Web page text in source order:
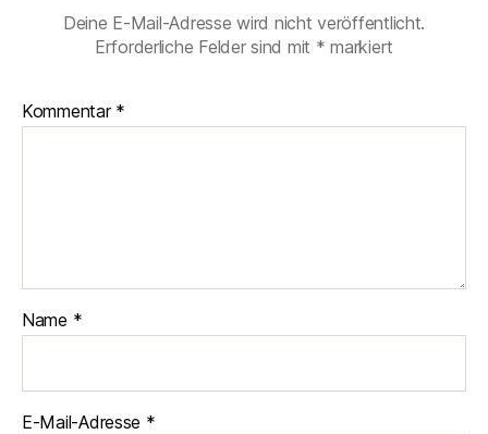
Deine E-Mail-Adresse wird nicht veröffentlicht.
Erforderliche Felder sind mit * markiert
Kommentar *
Name *
E-Mail-Adresse *